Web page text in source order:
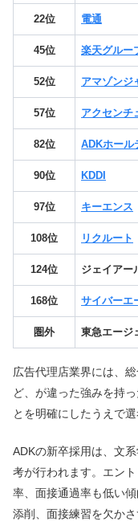
22位 電通
45位 楽天グルー
52位 アマゾンジ
57位 アクセンチ
82位 ADKホール
90位 KDDI
97位 キーエンス
108位 リクルート
124位 ジェイアー
168位 サイバーエ
圏外 東急エージ
広告代理店業界には、
ど、が違った強みを持
とを明確にしたうえで
ADKの新卒採用は、文
考が行われます。エン
率、面接通過率も低い
添削、面接練習を欠か